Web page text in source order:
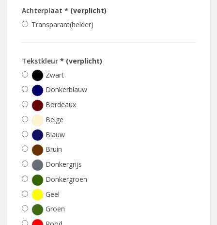
Achterplaat * (verplicht)
Transparant(helder)
Tekstkleur * (verplicht)
Zwart
Donkerblauw
Bordeaux
Beige
Blauw
Bruin
Donkergrijs
Donkergroen
Geel
Groen